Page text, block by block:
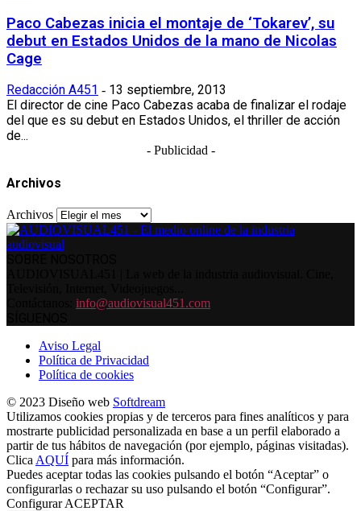
Paco Cabezas inicia el montaje de ‘Tokarev’, su
debut en Estados Unidos de la mano de Nicolas
Cage
Redacción A451 - 13 septiembre, 2013
El director de cine Paco Cabezas acaba de finalizar el rodaje
del que es su debut en Estados Unidos, el thriller de acción
de...
- Publicidad -
Archivos
Archivos
info@audiovisual451.com
Aviso Legal
Política de Privacidad
Política de cookies
© 2023 Diseño web Softdream
Utilizamos cookies propias y de terceros para fines analíticos y para
mostrarte publicidad personalizada en base a un perfil elaborado a
partir de tus hábitos de navegación (por ejemplo, páginas visitadas).
Clica AQUÍ para más información.
Puedes aceptar todas las cookies pulsando el botón “Aceptar” o
configurarlas o rechazar su uso pulsando el botón “Configurar”.
Configurar ACEPTAR